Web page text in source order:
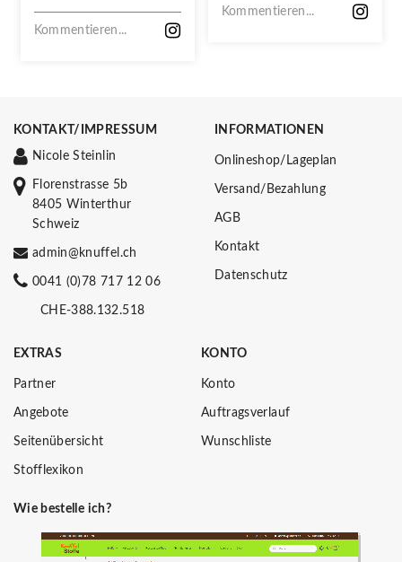
VERPASSEN!
Kommentieren...
Kommentieren...
KONTAKT/IMPRESSUM
Nicole Steinlin
Florenstrasse 5b
8405 Winterthur
Schweiz
admin@knuffel.ch
0041 (0)78 717 12 06
CHE-388.132.518
INFORMATIONEN
Onlineshop/Lageplan
Versand/Bezahlung
AGB
Kontakt
Datenschutz
EXTRAS
Partner
Angebote
Seitenübersicht
Stofflexikon
KONTO
Konto
Auftragsverlauf
Wunschliste
Wie bestelle ich?